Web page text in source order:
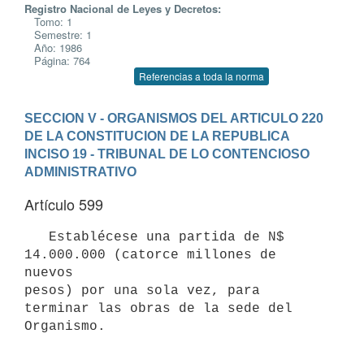
Registro Nacional de Leyes y Decretos:
Tomo: 1
Semestre: 1
Año: 1986
Página: 764
Referencias a toda la norma
SECCION V - ORGANISMOS DEL ARTICULO 220
DE LA CONSTITUCION DE LA REPUBLICA
INCISO 19 - TRIBUNAL DE LO CONTENCIOSO
ADMINISTRATIVO
Artículo 599
14.000.000 (catorce millones de
nuevos
pesos) por una sola vez, para
terminar las obras de la sede del